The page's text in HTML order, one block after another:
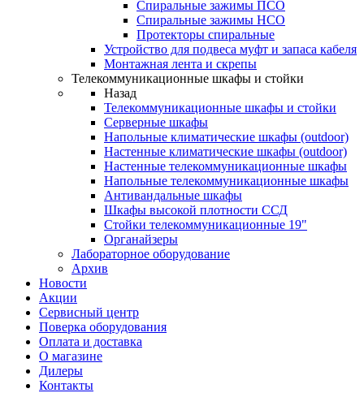
Спиральные зажимы ПСО
Спиральные зажимы НСО
Протекторы спиральные
Устройство для подвеса муфт и запаса кабеля
Монтажная лента и скрепы
Телекоммуникационные шкафы и стойки
Назад
Телекоммуникационные шкафы и стойки
Серверные шкафы
Напольные климатические шкафы (outdoor)
Настенные климатические шкафы (outdoor)
Настенные телекоммуникационные шкафы
Напольные телекоммуникационные шкафы
Антивандальные шкафы
Шкафы высокой плотности ССД
Стойки телекоммуникационные 19"
Органайзеры
Лабораторное оборудование
Архив
Новости
Акции
Сервисный центр
Поверка оборудования
Оплата и доставка
О магазине
Дилеры
Контакты